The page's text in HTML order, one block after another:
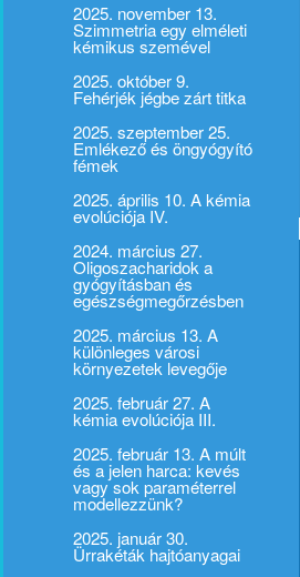
2025. november 13.
Szimmetria egy elméleti
kémikus szemével
2025. október 9.
Fehérjék jégbe zárt titka
2025. szeptember 25.
Emlékező és öngyógyító
fémek
2025. április 10. A kémia
evolúciója IV.
2024. március 27.
Oligoszacharidok a
gyógyításban és
egészségmegőrzésben
2025. március 13. A
különleges városi
környezetek levegője
2025. február 27. A
kémia evolúciója III.
2025. február 13. A múlt
és a jelen harca: kevés
vagy sok paraméterrel
modellezzünk?
2025. január 30.
Ürrakéták hajtóanyagai